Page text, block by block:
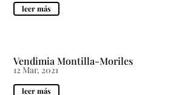
leer más
Vendimia Montilla-Moriles
12 Mar, 2021
leer más